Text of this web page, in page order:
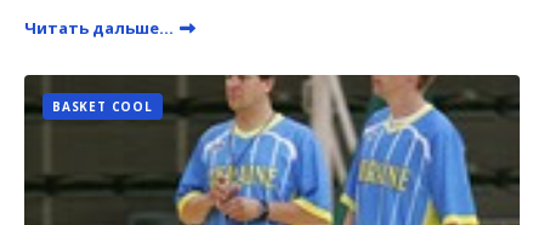
Читать дальше...
BASKET COOL